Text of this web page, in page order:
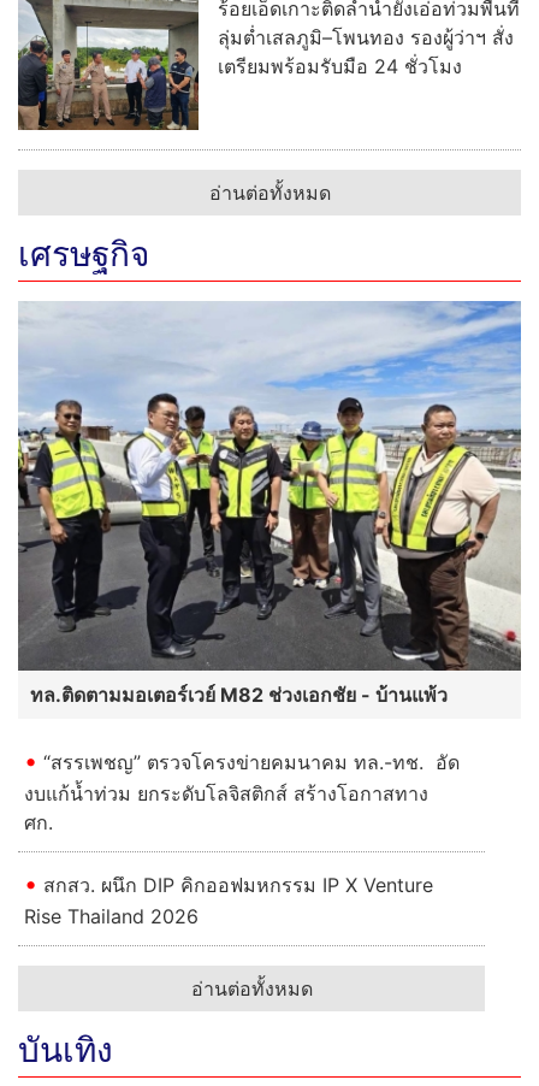
ร้อยเอ็ดเกาะติดลำน้ำยังเอ่อท่วมพื้นที่
ลุ่มต่ำเสลภูมิ–โพนทอง รองผู้ว่าฯ สั่ง
เตรียมพร้อมรับมือ 24 ชั่วโมง
อ่านต่อทั้งหมด
เศรษฐกิจ
ทล.ติดตามมอเตอร์เวย์ M82 ช่วงเอกชัย - บ้านแพ้ว
“สรรเพชญ” ตรวจโครงข่ายคมนาคม ทล.-ทช. อัด
งบแก้น้ำท่วม ยกระดับโลจิสติกส์ สร้างโอกาสทาง
ศก.
สกสว. ผนึก DIP คิกออฟมหกรรม IP X Venture
Rise Thailand 2026
อ่านต่อทั้งหมด
บันเทิง